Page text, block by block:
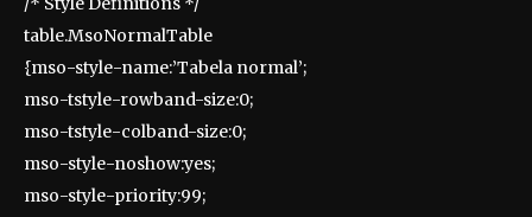
table.MsoNormalTable
{mso-style-name:’Tabela normal’;
mso-tstyle-rowband-size:0;
mso-tstyle-colband-size:0;
mso-style-noshow:yes;
mso-style-priority:99;